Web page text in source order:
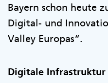
Bayern schon heute
Digital- und
Valley Europas“.
Digitale Infrastruktur